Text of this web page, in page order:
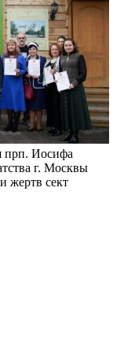
прп. Иосифа
г. Москвы
жертв сект